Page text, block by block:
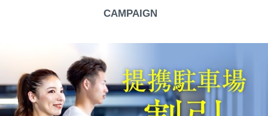
CAMPAIGN